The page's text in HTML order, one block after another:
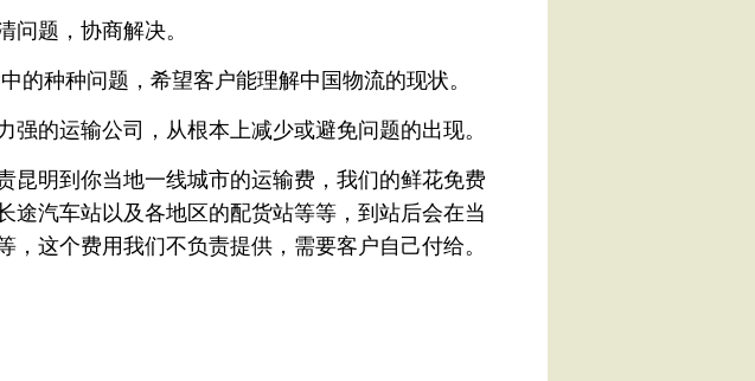
问题，协商解决。
的种种问题，希望客户能理解中国物流的现状。
强的运输公司，从根本上减少或避免问题的出现。
明到你当地一线城市的运输费，我们的鲜花免费
途汽车站以及各地区的配货站等等，到站后会在当
，这个费用我们不负责提供，需要客户自己付给。